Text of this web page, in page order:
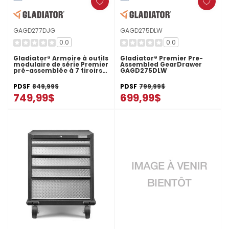
GAGD277DJG
0.0
Gladiator® Armoire à outils
modulaire de série Premier
pré-assemblée à 7 tiroirs
GAGD277DJG
PDSF 849,99$
749,99$
GAGD275DLW
0.0
Gladiator® Premier Pre-
Assembled GearDrawer
GAGD275DLW
PDSF 799,99$
699,99$